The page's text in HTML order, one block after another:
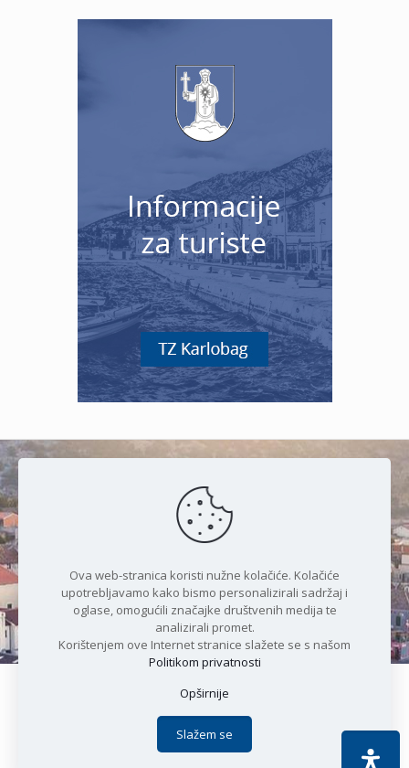
Čudesan spoj kristalnog mora i
prirode
Copyright © 2021 Općina Karlobag | Sva prava pridržana |
Politika privatnosti
Apoc IT
Ova web-stranica koristi nužne kolačiće. Kolačiće
upotrebljavamo kako bismo personalizirali sadržaj i
oglase, omogućili značajke društvenih medija te
analizirali promet.
Korištenjem ove Internet stranice slažete se s našom
Politikom privatnosti
Opširnije
Slažem se